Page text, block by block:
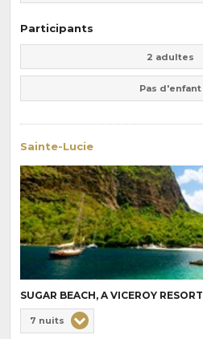
Participants
2 adultes
Pas d'enfant
Sainte-Lucie
SUGAR BEACH, A VICEROY RESORT
de
7 nuits